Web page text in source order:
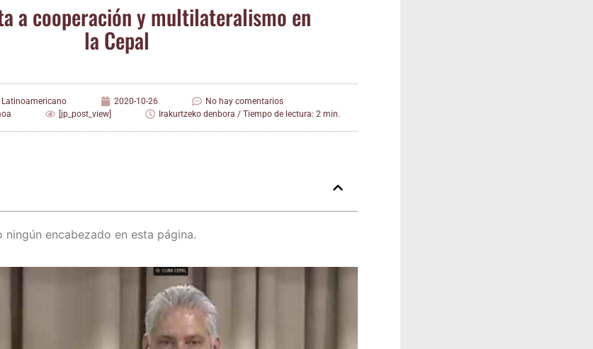
a coope­ra­ción y mul­ti­la­te­ra­lis­mo en
la Cepal
Latinoamericano 2020-10-26
No hay comentarios
[jp_post_view] Irakurtzeko denbora / Tiempo de lectura: 2 min.
ningún encabezado en esta página.